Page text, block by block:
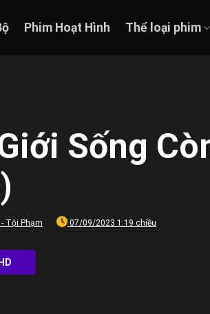
Phim Hoạt Hình Thể loại phim
Sống
Tội Phạm 07/09/2023 1:19 chiều